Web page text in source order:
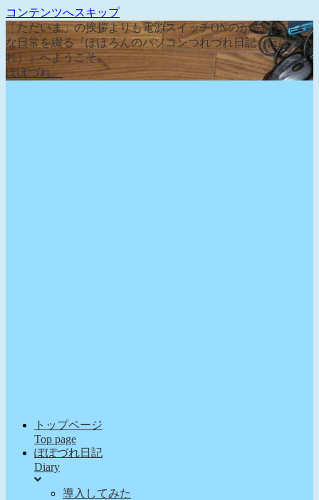
コンテンツへスキップ
「ただいま」の挨拶よりも電源スイッチONのが先な、そん
な日常を綴る『ぽぽろんのパソコンつれづれ日記（ぽぽづ
れ）』へようこそ。
ぽぽづれ。
トップページ
Top page
ぽぽづれ日記
Diary
導入してみた